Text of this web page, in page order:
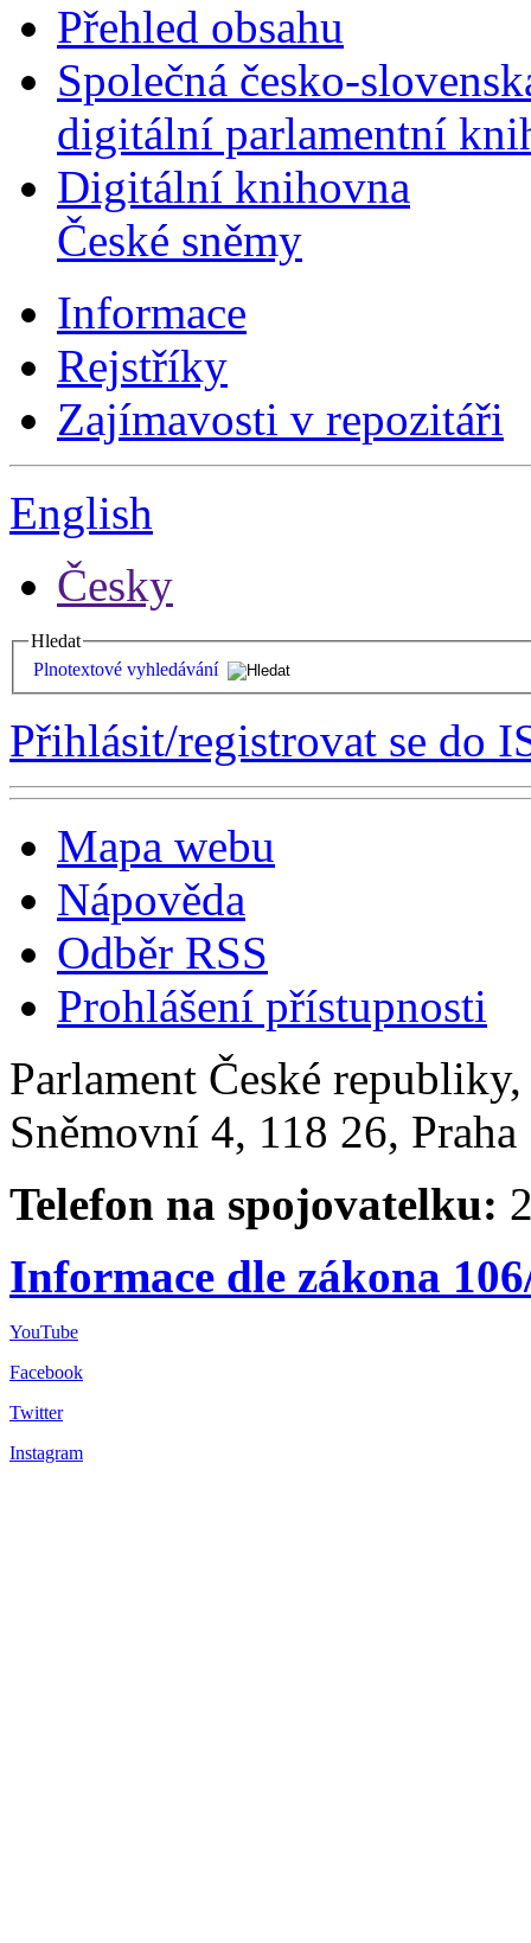
Přehled obsahu
Společná česko-
digitální parlamentní
Digitální knihovna
České sněmy
Informace
Rejstříky
Zajímavosti v repozitáři
English
Česky
Hledat
Plnotextové vyhledávání
Přihlásit/registrovat se do
Mapa webu
Nápověda
Odběr RSS
Prohlášení přístupnosti
Parlament České
Sněmovní 4, 118 26,
Telefon na spojovatelku:
Informace dle zákona
YouTube
Facebook
Twitter
Instagram